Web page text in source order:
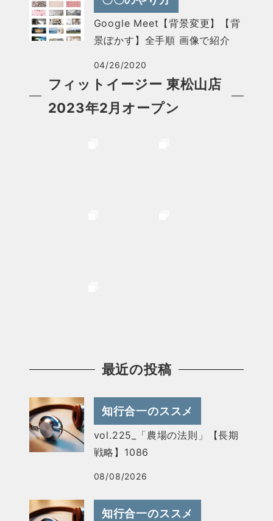
Google Meet【背景変更】【背
景ぼかす】全手順 画像で紹介
04/26/2020
フィットイージー 東松山店
2023年2月オープン
最近の投稿
知行合一のススメ
vol.225_「農場の法則」【長期
戦略】1086
08/08/2026
知行合一のススメ